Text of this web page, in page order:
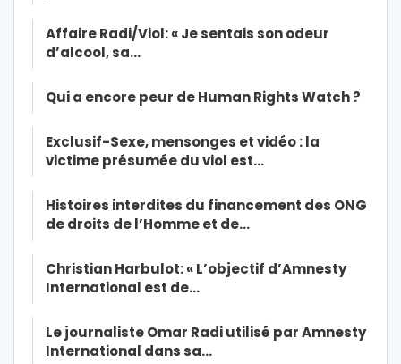
Affaire Radi/Viol: « Je sentais son odeur
d’alcool, sa…
Qui a encore peur de Human Rights Watch ?
Exclusif-Sexe, mensonges et vidéo : la
victime présumée du viol est…
Histoires interdites du financement des ONG
de droits de l’Homme et de…
Christian Harbulot: « L’objectif d’Amnesty
International est de…
Le journaliste Omar Radi utilisé par Amnesty
International dans sa…